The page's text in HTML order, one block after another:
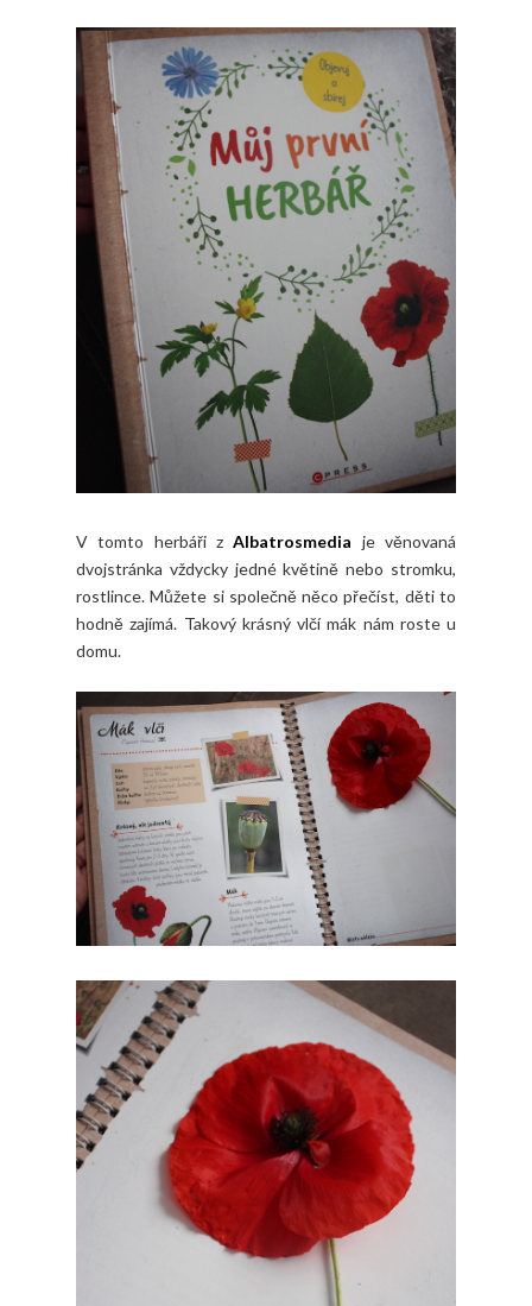
V tomto herbáři zAlbatrosmedia je věnovaná
dvojstránka vždycky jedné květině nebo stromku,
rostlince. Můžete si společně něco přečíst, děti to
hodně zajímá. Takový krásný vlčí mák nám roste u
domu.